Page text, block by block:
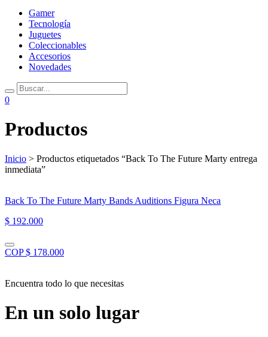
Gamer
Tecnología
Juguetes
Coleccionables
Accesorios
Novedades
0
Productos
Inicio > Productos etiquetados “Back To The Future Marty entrega
inmediata”
Back To The Future Marty Bands Auditions Figura Neca
$ 192.000
COP $ 178.000
Encuentra todo lo que necesitas
En un solo lugar